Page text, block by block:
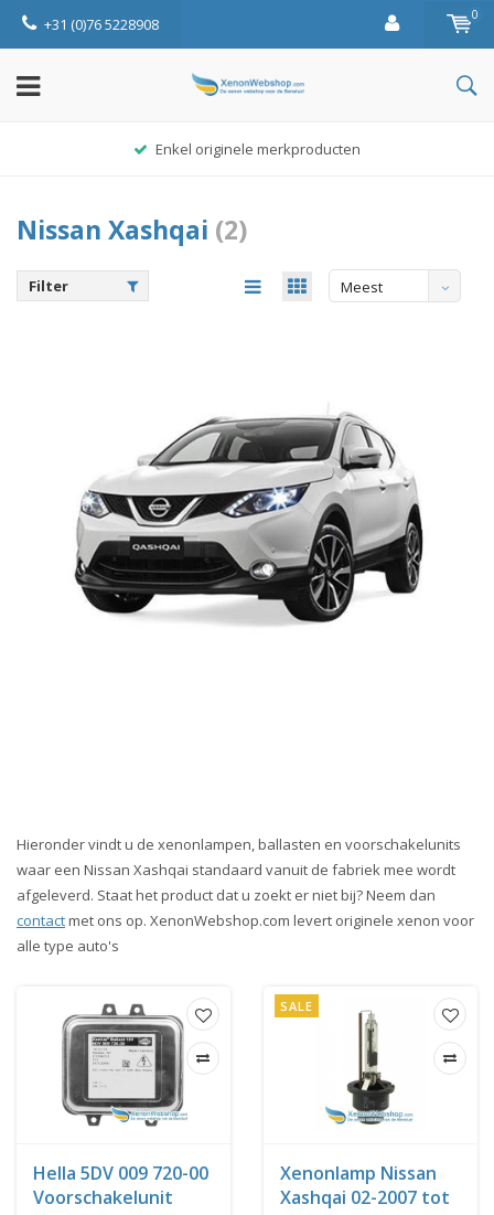
+31 (0)76 5228908 0
Enkel originele merkproducten
Nissan Xashqai (2)
Filter
Meest
Hieronder vindt u de xenonlampen, ballasten en voorschakelunits
waar een Nissan Xashqai standaard vanuit de fabriek mee wordt
afgeleverd. Staat het product dat u zoekt er niet bij? Neem dan
contactmet ons op. XenonWebshop.com levert originele xenon voor
alle type auto's
Hella 5DV 009 720-00
Voorschakelunit
SALE
Xenonlamp Nissan
Xashqai 02-2007 tot